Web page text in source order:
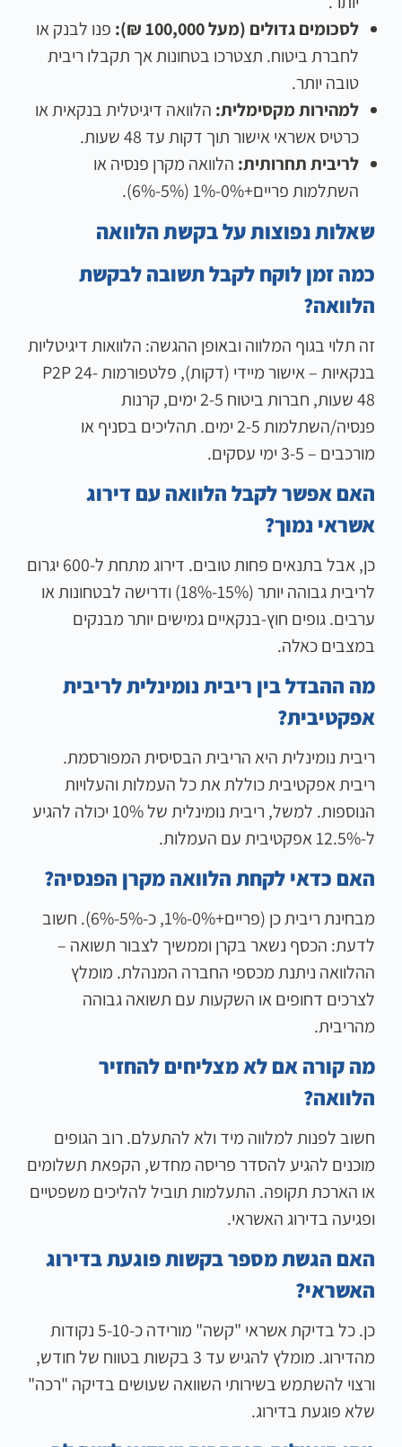
לסכומים גדולים (מעל 100,000 ₪):
פנו לבנק או
לחברת ביטוח. תצטרכו בטחונות אך תקבלו ריבית
טובה יותר.
למהירות מקסימלית: הלוואה דיגיטלית בנקאית או
כרטיס אשראי אישור תוך דקות עד 48 שעות.
לריבית תחרותית: הלוואה מקרן פנסיה או
השתלמות פריים+0%-1% (5%-6%).
שאלות נפוצות על בקשת הלוואה
כמה זמן לוקח לקבל תשובה לבקשת
הלוואה?
זה תלוי בגוף המלווה ובאופן ההגשה: הלוואות דיגיטליות
בנקאיות – אישור מיידי (דקות), פלטפורמות P2P 24-
48 שעות, חברות ביטוח 2-5 ימים, קרנות
פנסיה/השתלמות 2-5 ימים. תהליכים בסניף או
מורכבים – 3-5 ימי עסקים.
האם אפשר לקבל הלוואה עם דירוג
אשראי נמוך?
כן, אבל בתנאים פחות טובים. דירוג מתחת ל-600 יגרום
לריבית גבוהה יותר (15%-18%) ודרישה לבטחונות או
ערבים. גופים חוץ-בנקאיים גמישים יותר מבנקים
במצבים כאלה.
מה ההבדל בין ריבית נומינלית לריבית
אפקטיבית?
ריבית נומינלית היא הריבית הבסיסית המפורסמת.
ריבית אפקטיבית כוללת את כל העמלות והעלויות
הנוספות. למשל, ריבית נומינלית של 10% יכולה להגיע
ל-12.5% אפקטיבית עם העמלות.
האם כדאי לקחת הלוואה מקרן הפנסיה?
מבחינת ריבית כן (פריים+0%-1%, כ-5%-6%). חשוב
לדעת: הכסף נשאר בקרן וממשיך לצבור תשואה –
ההלוואה ניתנת מכספי החברה המנהלת. מומלץ
לצרכים דחופים או השקעות עם תשואה גבוהה
מהריבית.
מה קורה אם לא מצליחים להחזיר
הלוואה?
חשוב לפנות למלווה מיד ולא להתעלם. רוב הגופים
מוכנים להגיע להסדר פריסה מחדש, הקפאת תשלומים
או הארכת תקופה. התעלמות תוביל להליכים משפטיים
ופגיעה בדירוג האשראי.
האם הגשת מספר בקשות פוגעת בדירוג
האשראי?
כן. כל בדיקת אשראי "קשה" מורידה כ-5-10 נקודות
מהדירוג. מומלץ להגיש עד 3 בקשות בטווח של חודש,
ורצוי להשתמש בשירותי השוואה שעושים בדיקה "רכה"
שלא פוגעת בדירוג.